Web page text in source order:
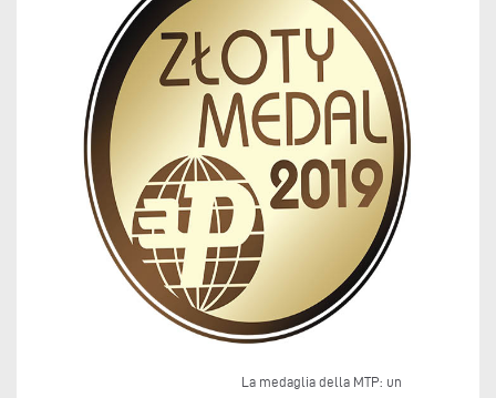
La medaglia della MTP: un